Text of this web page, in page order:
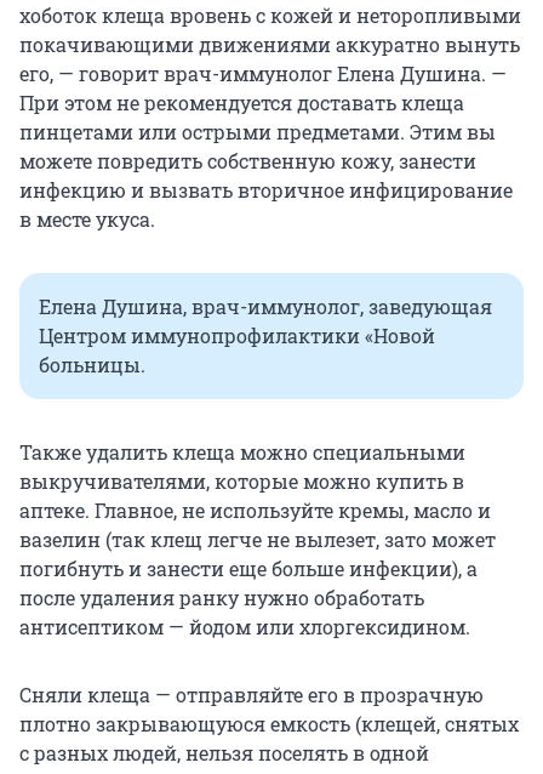
хоботок клеща вровень с кожей и неторопливыми
покачивающими движениями аккуратно вынуть
его, — говорит врач-иммунолог Елена Душина. —
При этом не рекомендуется доставать клеща
пинцетами или острыми предметами. Этим вы
можете повредить собственную кожу, занести
инфекцию и вызвать вторичное инфицирование
в месте укуса.
Елена Душина, врач-иммунолог, заведующая
Центром иммунопрофилактики «Новой
больницы.
Также удалить клеща можно специальными
выкручивателями, которые можно купить в
аптеке. Главное, не используйте кремы, масло и
вазелин (так клещ легче не вылезет, зато может
погибнуть и занести еще больше инфекции), а
после удаления ранку нужно обработать
антисептиком — йодом или хлоргексидином.
Сняли клеща — отправляйте его в прозрачную
плотно закрывающуюся емкость (клещей, снятых
с разных людей, нельзя поселять в одной